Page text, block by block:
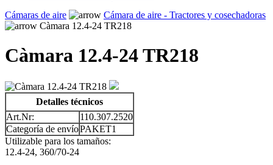
Cámaras de aire
Cámara de aire - Tractores y cosechadoras
Càmara 12.4-24 TR218
Càmara 12.4-24 TR218
Detalles técnicos
Art.Nr:
110.307.2520
Categoría de envíoPAKET1
Utilizable para los tamaños:
12.4-24, 360/70-24